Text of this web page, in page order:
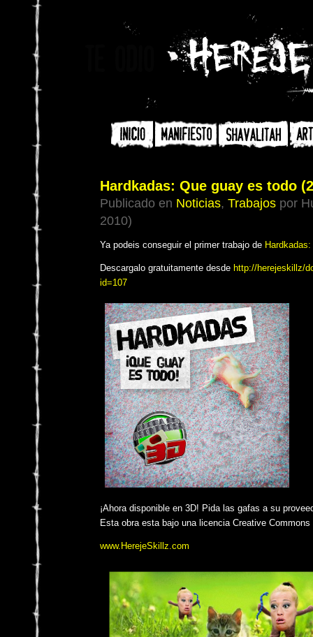
Hardkadas: Que guay es todo
Publicado en Noticias, Trabajospor
2010)
Ya podeis conseguir el primer trabajo de
Descargalo gratuitamente desde http://herejeskillz/
id=107
¡Ahora disponible en 3D! Pida las gafas a su
Esta obra esta bajo una licencia Creative Commons
www.HerejeSkillz.com